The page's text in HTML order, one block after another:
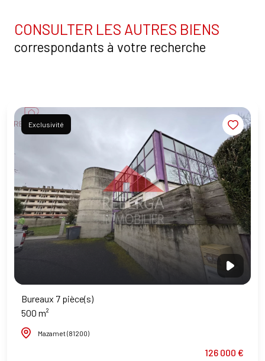
CONSULTER LES AUTRES BIENS
correspondants à votre recherche
Exclusivité
Bureaux 7 pièce(s)
500 m²
Mazamet (81200)
126 000 €